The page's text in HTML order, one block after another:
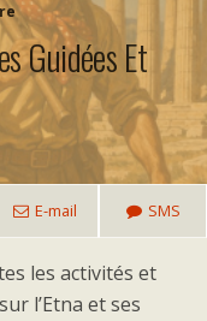
Guidées Et
E-mail SMS
les activités et
l’Etna et ses